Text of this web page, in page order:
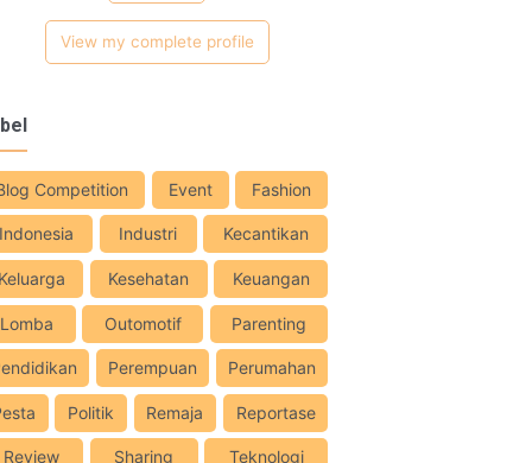
View my complete profile
Competition Event Fashion
Indonesia Industri Kecantikan
Keluarga Kesehatan Keuangan
Lomba Outomotif Parenting
Perempuan Perumahan
Politik Remaja Reportase
Review Sharing Teknologi